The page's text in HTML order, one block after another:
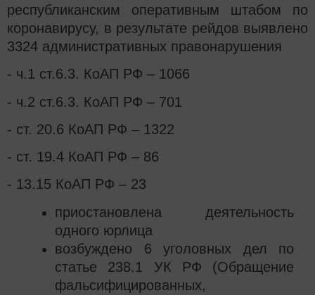
республиканским оперативным штабом по
коронавирусу, в результате рейдов выявлено
3324 административных правонарушения
- ч.1 ст.6.3. КоАП РФ – 1066
- ч.2 ст.6.3. КоАП РФ – 701
- ст. 20.6 КоАП РФ – 1322
- ст. 19.4 КоАП РФ – 86
- 13.15 КоАП РФ – 23
приостановлена деятельность
одного юрлица
возбуждено 6 уголовных дел по
статье 238.1 УК РФ (Обращение
фальсифицированных,